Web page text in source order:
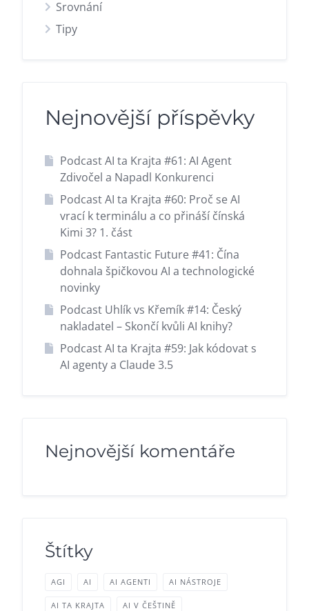
Srovnání
Tipy
Nejnovější příspěvky
Podcast AI ta Krajta #61: AI Agent
Zdivočel a Napadl Konkurenci
Podcast AI ta Krajta #60: Proč se AI
vrací k terminálu a co přináší čínská
Kimi 3? 1. část
Podcast Fantastic Future #41: Čína
dohnala špičkovou AI a technologické
novinky
Podcast Uhlík vs Křemík #14: Český
nakladatel – Skončí kvůli AI knihy?
Podcast AI ta Krajta #59: Jak kódovat s
AI agenty a Claude 3.5
Nejnovější komentáře
Štítky
AGI AI AI AGENTI AI NÁSTROJE
AI TA KRAJTA AI V ČEŠTINĚ